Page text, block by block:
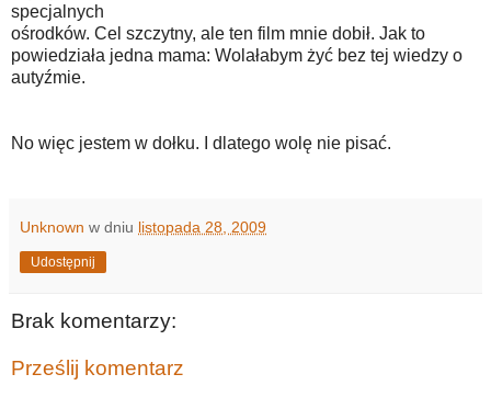
specjalnych
ośrodków. Cel szczytny, ale ten film mnie dobił. Jak to
powiedziała jedna mama: Wolałabym żyć bez tej wiedzy o
autyźmie.
No więc jestem w dołku. I dlatego wolę nie pisać.
Unknown w dniu listopada 28, 2009
Udostępnij
Brak komentarzy:
Prześlij komentarz